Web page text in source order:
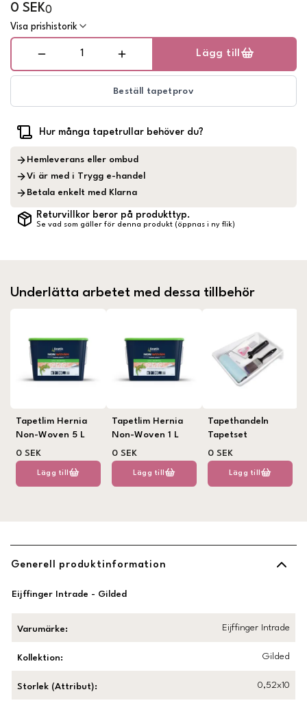
0 SEK0
Visa prishistorik
Lägg till
Beställ tapetprov
Hur många tapetrullar behöver du?
Hemleverans eller ombud
Vi är med i Trygg e-handel
Betala enkelt med Klarna
Returvillkor beror på produkttyp.
Se vad som gäller för denna produkt (öppnas i ny flik)
Underlätta arbetet med dessa tillbehör
Tapetlim Hernia
Non-Woven 5 L
0 SEK
Lägg till
Tapetlim Hernia
Non-Woven 1 L
0 SEK
Lägg till
Tapethandeln
Tapetset
0 SEK
Lägg till
Generell produktinformation
Eijffinger Intrade - Gilded
Varumärke: Eijffinger Intrade
Kollektion: Gilded
Storlek (Attribut): 0,52x10